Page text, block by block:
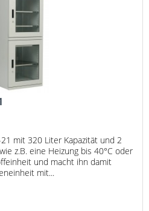
mit 320 Liter Kapazität und 2
z.B. eine Heizung bis 40°C oder
und macht ihn damit
mit...